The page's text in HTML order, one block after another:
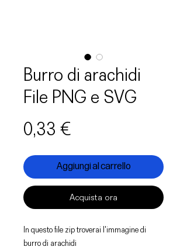
Burro di arachidi
File PNG e SVG
0,33 €
Aggiungi al carrello
Acquista ora
In questo file zip troverai l'immagine di
burro di arachidi